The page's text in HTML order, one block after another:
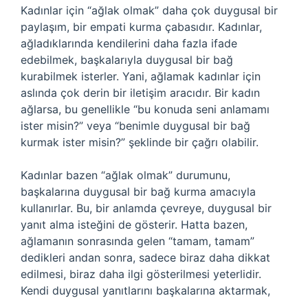
Kadınlar için “ağlak olmak” daha çok duygusal bir
paylaşım, bir empati kurma çabasıdır. Kadınlar,
ağladıklarında kendilerini daha fazla ifade
edebilmek, başkalarıyla duygusal bir bağ
kurabilmek isterler. Yani, ağlamak kadınlar için
aslında çok derin bir iletişim aracıdır. Bir kadın
ağlarsa, bu genellikle “bu konuda seni anlamamı
ister misin?” veya “benimle duygusal bir bağ
kurmak ister misin?” şeklinde bir çağrı olabilir.
Kadınlar bazen “ağlak olmak” durumunu,
başkalarına duygusal bir bağ kurma amacıyla
kullanırlar. Bu, bir anlamda çevreye, duygusal bir
yanıt alma isteğini de gösterir. Hatta bazen,
ağlamanın sonrasında gelen “tamam, tamam”
dedikleri andan sonra, sadece biraz daha dikkat
edilmesi, biraz daha ilgi gösterilmesi yeterlidir.
Kendi duygusal yanıtlarını başkalarına aktarmak,